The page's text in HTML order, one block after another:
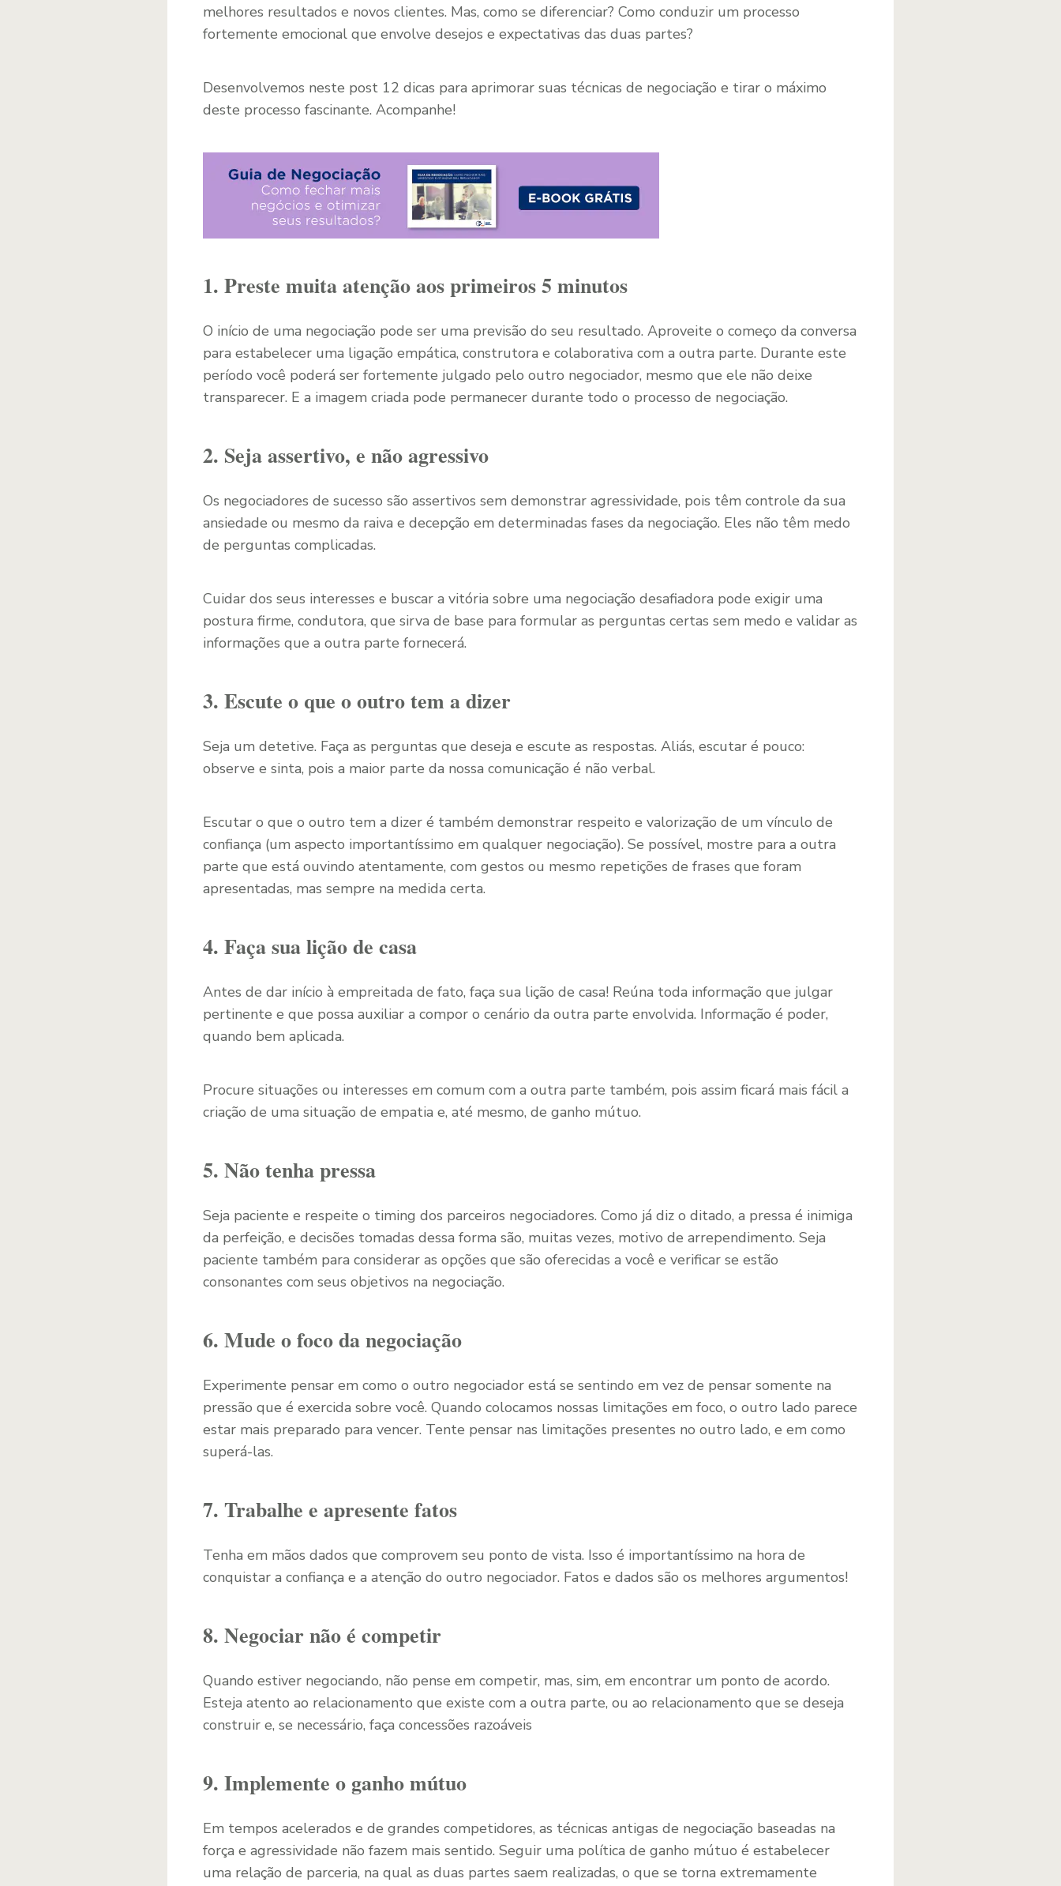
melhores resultados e novos clientes. Mas, como se diferenciar? Como conduzir um processo
fortemente emocional que envolve desejos e expectativas das duas partes?
Desenvolvemos neste post 12 dicas para aprimorar suas técnicas de negociação e tirar o máximo
deste processo fascinante. Acompanhe!
1. Preste muita atenção aos primeiros 5 minutos
O início de uma negociação pode ser uma previsão do seu resultado. Aproveite o começo da conversa
para estabelecer uma ligação empática, construtora e colaborativa com a outra parte. Durante este
período você poderá ser fortemente julgado pelo outro negociador, mesmo que ele não deixe
transparecer. E a imagem criada pode permanecer durante todo o processo de negociação.
2. Seja assertivo, e não agressivo
Os negociadores de sucesso são assertivos sem demonstrar agressividade, pois têm controle da sua
ansiedade ou mesmo da raiva e decepção em determinadas fases da negociação. Eles não têm medo
de perguntas complicadas.
Cuidar dos seus interesses e buscar a vitória sobre uma negociação desafiadora pode exigir uma
postura firme, condutora, que sirva de base para formular as perguntas certas sem medo e validar as
informações que a outra parte fornecerá.
3. Escute o que o outro tem a dizer
Seja um detetive. Faça as perguntas que deseja e escute as respostas. Aliás, escutar é pouco:
observe e sinta, pois a maior parte da nossa comunicação é não verbal.
Escutar o que o outro tem a dizer é também demonstrar respeito e valorização de um vínculo de
confiança (um aspecto importantíssimo em qualquer negociação). Se possível, mostre para a outra
parte que está ouvindo atentamente, com gestos ou mesmo repetições de frases que foram
apresentadas, mas sempre na medida certa.
4. Faça sua lição de casa
Antes de dar início à empreitada de fato, faça sua lição de casa! Reúna toda informação que julgar
pertinente e que possa auxiliar a compor o cenário da outra parte envolvida. Informação é poder,
quando bem aplicada.
Procure situações ou interesses em comum com a outra parte também, pois assim ficará mais fácil a
criação de uma situação de empatia e, até mesmo, de ganho mútuo.
5. Não tenha pressa
Seja paciente e respeite o timing dos parceiros negociadores. Como já diz o ditado, a pressa é inimiga
da perfeição, e decisões tomadas dessa forma são, muitas vezes, motivo de arrependimento. Seja
paciente também para considerar as opções que são oferecidas a você e verificar se estão
consonantes com seus objetivos na negociação.
6. Mude o foco da negociação
Experimente pensar em como o outro negociador está se sentindo em vez de pensar somente na
pressão que é exercida sobre você. Quando colocamos nossas limitações em foco, o outro lado parece
estar mais preparado para vencer. Tente pensar nas limitações presentes no outro lado, e em como
superá-las.
7. Trabalhe e apresente fatos
Tenha em mãos dados que comprovem seu ponto de vista. Isso é importantíssimo na hora de
conquistar a confiança e a atenção do outro negociador. Fatos e dados são os melhores argumentos!
8. Negociar não é competir
Quando estiver negociando, não pense em competir, mas, sim, em encontrar um ponto de acordo.
Esteja atento ao relacionamento que existe com a outra parte, ou ao relacionamento que se deseja
construir e, se necessário, faça concessões razoáveis
9. Implemente o ganho mútuo
Em tempos acelerados e de grandes competidores, as técnicas antigas de negociação baseadas na
força e agressividade não fazem mais sentido. Seguir uma política de ganho mútuo é estabelecer
uma relação de parceria, na qual as duas partes saem realizadas, o que se torna extremamente